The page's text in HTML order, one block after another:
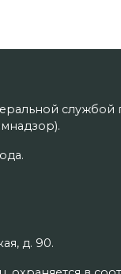
службой
д. 90.